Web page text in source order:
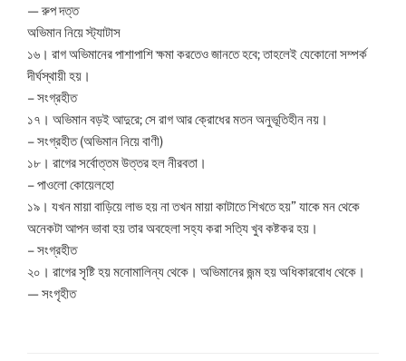
— রুপ দত্ত
অভিমান নিয়ে স্ট্যাটাস
১৬। রাগ অভিমানের পাশাপাশি ক্ষমা করতেও জানতে হবে; তাহলেই যেকোনো সম্পর্ক
দীর্ঘস্থায়ী হয়।
– সংগ্রহীত
১৭। অভিমান বড়ই আদুরে; সে রাগ আর ক্রোধের মতন অনুভূতিহীন নয়।
– সংগ্রহীত (অভিমান নিয়ে বাণী)
১৮। রাগের সর্বোত্তম উত্তর হল নীরবতা।
– পাওলো কোয়েলহো
১৯। যখন মায়া বাড়িয়ে লাভ হয় না তখন মায়া কাটাতে শিখতে হয়” যাকে মন থেকে
অনেকটা আপন ভাবা হয় তার অবহেলা সহ্য করা সত্যি খুব কষ্টকর হয়।
– সংগ্রহীত
২০। রাগের সৃষ্টি হয় মনোমালিন্য থেকে। অভিমানের জন্ম হয় অধিকারবোধ থেকে।
— সংগৃহীত